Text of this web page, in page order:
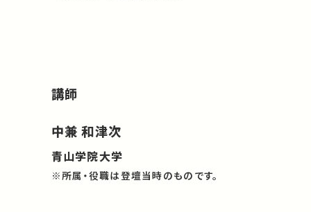
講師
中兼 和津次
青山学院大学
※所属・役職は登壇当時のものです。